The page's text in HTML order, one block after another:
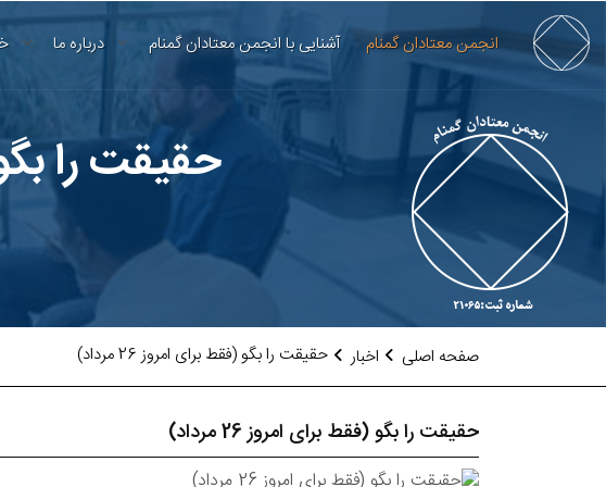
انجمن معتادان گمنام آشنایی با انجمن معتادان گمنام درباره ما
حقیقت را بگو
صفحه اصلی اخبار حقیقت را بگو (فقط برای امروز 26 مرداد)
حقیقت را بگو (فقط برای امروز 26 مرداد)